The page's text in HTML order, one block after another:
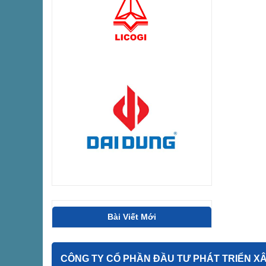
Bài Viết Mới
CÔNG TY CỔ PHẦN ĐẦU TƯ PHÁT TRIỂN